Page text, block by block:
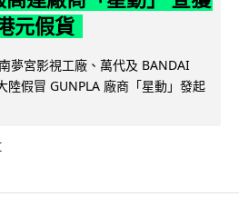
元假貨
夢宮影視工廠、萬代及 BANDAI
陸假冒 GUNPLA 廠商「星動」發起